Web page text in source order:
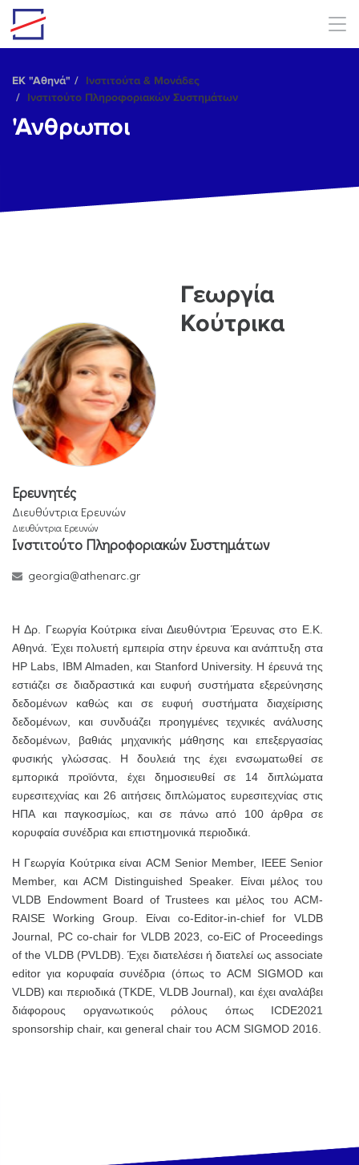
Skip to main content
ΕΚ "Αθηνά"
Ινστιτούτα & Μονάδες
Ινστιτούτο Πληροφοριακών Συστημάτων
'Ανθρωποι
Γεωργία
Κούτρικα
Ερευνητές
Διευθύντρια Ερευνών
Διευθύντρια Ερευνών
Ινστιτούτο Πληροφοριακών Συστημάτων
georgia@athenarc.gr
Η Δρ. Γεωργία Κούτρικα είναι Διευθύντρια Έρευνας στο Ε.Κ.
Αθηνά. Έχει πολυετή εμπειρία στην έρευνα και ανάπτυξη στα
HP Labs, IBM Almaden, και Stanford University. Η έρευνά της
εστιάζει σε διαδραστικά και ευφυή συστήματα εξερεύνησης
δεδομένων καθώς και σε ευφυή συστήματα διαχείρισης
δεδομένων, και συνδυάζει προηγμένες τεχνικές ανάλυσης
δεδομένων, βαθιάς μηχανικής μάθησης και επεξεργασίας
φυσικής γλώσσας. Η δουλειά της έχει ενσωματωθεί σε
εμπορικά προϊόντα, έχει δημοσιευθεί σε 14 διπλώματα
ευρεσιτεχνίας και 26 αιτήσεις διπλώματος ευρεσιτεχνίας στις
ΗΠΑ και παγκοσμίως, και σε πάνω από 100 άρθρα σε
κορυφαία συνέδρια και επιστημονικά περιοδικά.
Η Γεωργία Κούτρικα είναι ACM Senior Member, IEEE Senior
Member, και ACM Distinguished Speaker. Είναι μέλος του
VLDB Endowment Board of Trustees και μέλος του ACM-
RAISE Working Group. Είναι co-Editor-in-chief for VLDB
Journal, PC co-chair for VLDB 2023, co-EiC of Proceedings
of the VLDB (PVLDB). Έχει διατελέσει ή διατελεί ως associate
editor για κορυφαία συνέδρια (όπως το ACM SIGMOD και
VLDB) και περιοδικά (TKDE, VLDB Journal), και έχει αναλάβει
διάφορους οργανωτικούς ρόλους όπως ICDE2021
sponsorship chair, και general chair του ACM SIGMOD 2016.